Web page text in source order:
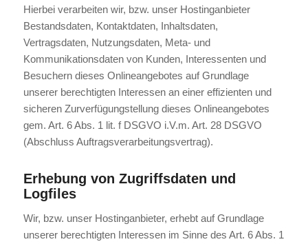
Hierbei verarbeiten wir, bzw. unser Hostinganbieter
Bestandsdaten, Kontaktdaten, Inhaltsdaten,
Vertragsdaten, Nutzungsdaten, Meta- und
Kommunikationsdaten von Kunden, Interessenten und
Besuchern dieses Onlineangebotes auf Grundlage
unserer berechtigten Interessen an einer effizienten und
sicheren Zurverfügungstellung dieses Onlineangebotes
gem. Art. 6 Abs. 1 lit. f DSGVO i.V.m. Art. 28 DSGVO
(Abschluss Auftragsverarbeitungsvertrag).
Erhebung von Zugriffsdaten und
Logfiles
Wir, bzw. unser Hostinganbieter, erhebt auf Grundlage
unserer berechtigten Interessen im Sinne des Art. 6 Abs. 1